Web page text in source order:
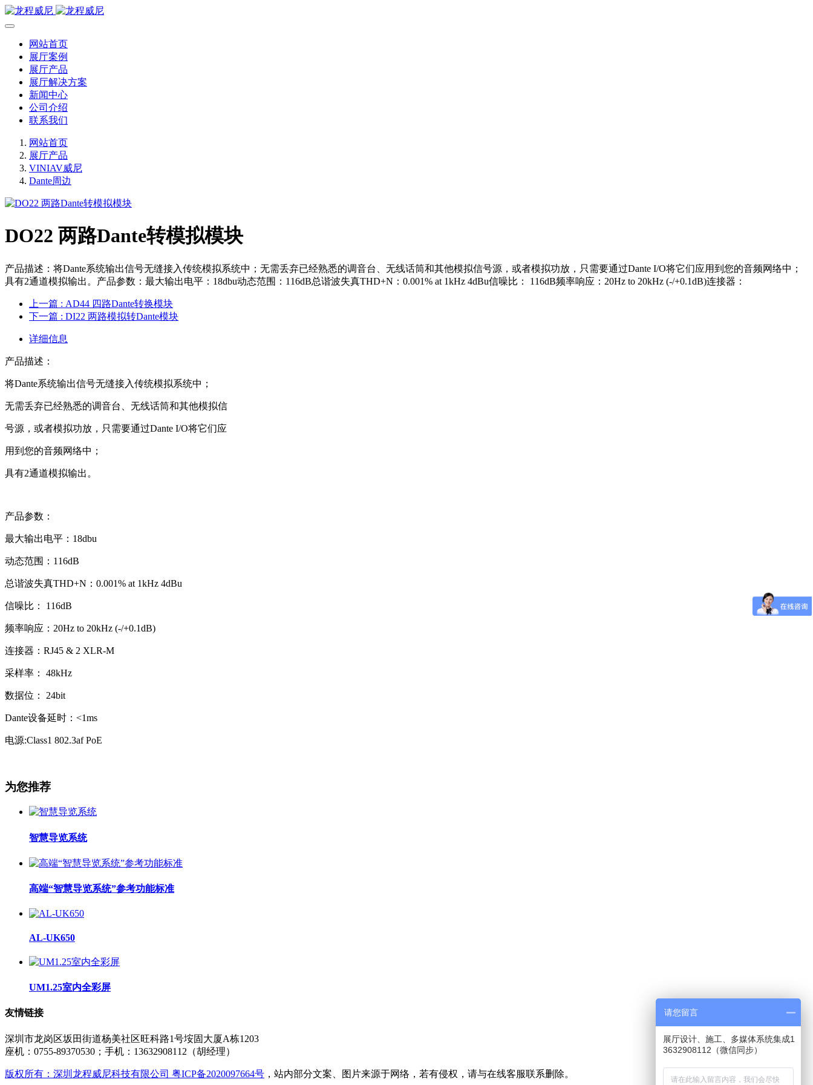
网站首页
展厅案例
展厅产品
展厅解决方案
新闻中心
公司介绍
联系我们
网站首页
展厅产品
VINIAV威尼
Dante周边
DO22 两路Dante转模拟模块
产品描述：将Dante系统输出信号无缝接入传统模拟系统中；无需丢弃已经熟悉的调音台、无线话筒和其他模拟信号源，或者模拟功放，只需要通过Dante I/O将它们应用到您的音频网络中；
具有2通道模拟输出。产品参数：最大输出电平：18dbu动态范围：116dB总谐波失真THD+N：0.001% at 1kHz 4dBu信噪比： 116dB频率响应：20Hz to 20kHz (-/+0.1dB)连接器：
上一篇 : AD44 四路Dante转换模块
下一篇 : DI22 两路模拟转Dante模块
详细信息
产品描述：
将Dante系统输出信号无缝接入传统模拟系统中；
无需丢弃已经熟悉的调音台、无线话筒和其他模拟信
号源，或者模拟功放，只需要通过Dante I/O将它们应
用到您的音频网络中；
具有2通道模拟输出。
产品参数：
最大输出电平：18dbu
动态范围：116dB
总谐波失真THD+N：0.001% at 1kHz 4dBu
信噪比： 116dB
频率响应：20Hz to 20kHz (-/+0.1dB)
连接器：RJ45 & 2 XLR-M
采样率： 48kHz
数据位： 24bit
Dante设备延时：<1ms
电源:Class1 802.3af PoE
为您推荐
智慧导览系统
高端“智慧导览系统”参考功能标准
AL-UK650
UM1.25室内全彩屏
友情链接
深圳市龙岗区坂田街道杨美社区旺科路1号垵固大厦A栋1203
座机：0755-89370530；手机：13632908112（胡经理）
版权所有：深圳龙程威尼科技有限公司 粤ICP备2020097664号 ，站内部分文案、图片来源于网络，若有侵权，请与在线客服联系删除。
请您留言
展厅设计、施工、多媒体系统集成1
3632908112（微信同步）